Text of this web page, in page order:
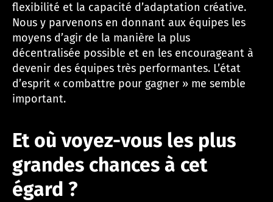
flexibilité et la capacité d’adaptation créative.
Nous y parvenons en donnant aux équipes les
moyens d’agir de la manière la plus
décentralisée possible et en les encourageant à
devenir des équipes très performantes. L’état
d’esprit « combattre pour gagner » me semble
important.
Et où voyez-vous les plus
grandes chances à cet
égard ?